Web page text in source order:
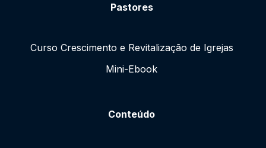
Pastores
Curso Crescimento e Revitalização de Igrejas
Mini-Ebook
Conteúdo